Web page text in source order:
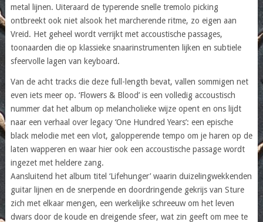
metal lijnen. Uiteraard de typerende snelle tremolo picking
ontbreekt ook niet alsook het marcherende ritme, zo eigen aan
Vreid. Het geheel wordt verrijkt met accoustische passages,
toonaarden die op klassieke snaarinstrumenten lijken en subtiele
sfeervolle lagen van keyboard.
Van de acht tracks die deze full-length bevat, vallen sommigen net
even iets meer op. ‘Flowers & Blood’ is een volledig accoustisch
nummer dat het album op melancholieke wijze opent en ons lijdt
naar een verhaal over legacy ‘One Hundred Years’: een epische
black melodie met een vlot, galopperende tempo om je haren op de
laten wapperen en waar hier ook een accoustische passage wordt
ingezet met heldere zang.
Aansluitend het album titel ‘Lifehunger’ waarin duizelingwekkenden
guitar lijnen en de snerpende en doordringende gekrijs van Sture
zich met elkaar mengen, een werkelijke schreeuw om het leven
dwars door de koude en dreigende sfeer, wat zin geeft om mee te